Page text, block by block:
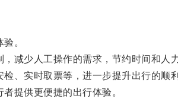
。
少人工操作的需求，节约时间和人力
实时取票等，进一步提升出行的顺利
提供更便捷的出行体验。